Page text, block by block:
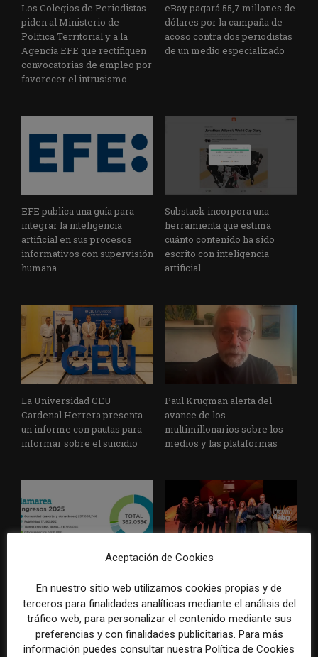
Los Colegios de Periodistas
piden al Ministerio de
Política Territorial y a la
Agencia EFE que rectifiquen
convocatorias de empleo por
favorecer el intrusismo
eBay pagará 55,7 millones de
dólares por la campaña de
acoso contra dos periodistas
de un medio especializado
EFE publica una guía para
integrar la inteligencia
artificial en sus procesos
informativos con supervisión
humana
Substack incorpora una
herramienta que estima
cuánto contenido ha sido
escrito con inteligencia
artificial
La Universidad CEU
Cardenal Herrera presenta
un informe con pautas para
informar sobre el suicidio
Paul Krugman alerta del
avance de los
multimillonarios sobre los
medios y las plataformas
superávit, pero su
cooperativa pierde 38.542
euros
reconoce cinco historias de
Brasil, España y El Salvador
sobre el poder, la memoria y
la violencia
Aceptación de Cookies
En nuestro sitio web utilizamos cookies propias y de
terceros para finalidades analíticas mediante el análisis del
tráfico web, para personalizar el contenido mediante sus
preferencias y con finalidades publicitarias. Para más
información puedes consultar nuestra Política de Cookies